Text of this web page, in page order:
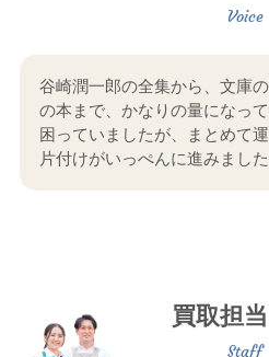
谷崎潤一郎の全集から、文庫
の本まで、かなりの量になっ
困っていましたが、まとめて
片付けがいっぺんに進みました
買取担